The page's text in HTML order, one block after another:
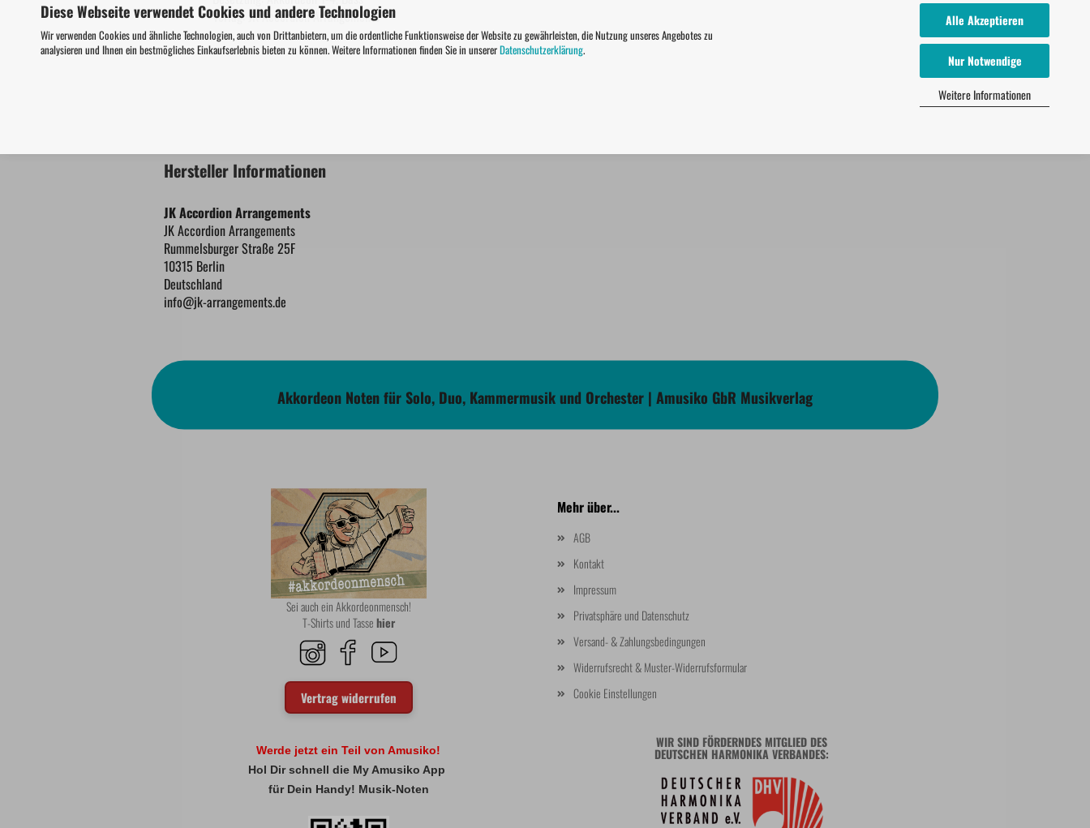
Diese Webseite verwendet Cookies und andere Technologien
Wir verwenden Cookies und ähnliche Technologien, auch von Drittanbietern, um die ordentliche Funktionsweise der Website zu gewährleisten, die Nutzung unseres Angebotes zu
analysieren und Ihnen ein bestmögliches Einkaufserlebnis bieten zu können. Weitere Informationen finden Sie in unsererDatenschutzerklärung.
Alle Akzeptieren
Nur Notwendige
Weitere Informationen
Verlag: JK Accordion Arrangements
Hersteller Informationen
JK Accordion Arrangements
JK Accordion Arrangements
Rummelsburger Straße 25F
10315 Berlin
Deutschland
info@jk-arrangements.de
Akkordeon Noten für Solo, Duo, Kammermusik und Orchester | Amusiko GbR Musikverlag
Sei auch ein Akkordeonmensch!
T-Shirts und Tassehier
Vertrag widerrufen
Mehr über...
AGB
Kontakt
Impressum
Privatsphäre und Datenschutz
Versand- & Zahlungsbedingungen
Widerrufsrecht & Muster-Widerrufsformular
Cookie Einstellungen
Werde jetzt ein Teil von Amusiko!
Hol Dir schnell die My Amusiko App
für Dein Handy! Musik-Noten
WIR SIND FÖRDERNDES MITGLIED DES
DEUTSCHEN HARMONIKA VERBANDES: